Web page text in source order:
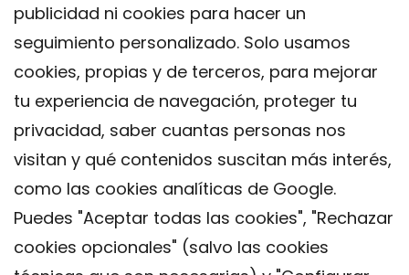
publicidad ni cookies para hacer un
seguimiento personalizado. Solo usamos
cookies, propias y de terceros, para mejorar
tu experiencia de navegación, proteger tu
privacidad, saber cuantas personas nos
visitan y qué contenidos suscitan más interés,
como las cookies analíticas de Google.
Puedes "Aceptar todas las cookies", "Rechazar
cookies opcionales" (salvo las cookies